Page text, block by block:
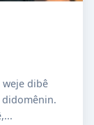
weje dibê
didomênin.